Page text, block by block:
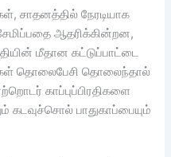
சாதனத்தில் நேரடியாக
ஆதரிக்கின்றன,
மீதான கட்டுப்பாட்டை
தொலைபேசி தொலைந்தால்
காப்புப்பிரதிகளை
கடவுச்சொல் பாதுகாப்பையும்